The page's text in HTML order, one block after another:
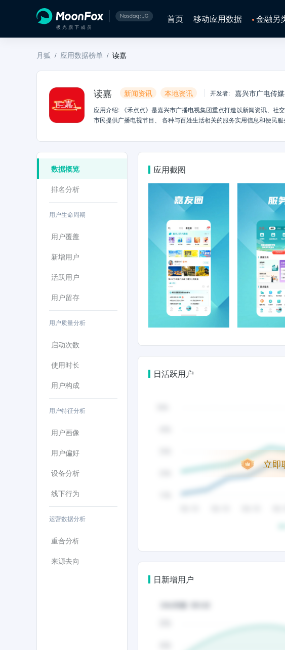
首页 移动应用数据 金融另
月狐 / 应用数据榜单 / 读嘉
读嘉 新闻资讯 本地资讯 开发者: 嘉兴市广电传
应用介绍: 《禾点点》是嘉兴市广播电视集团重点打造以新闻资讯、
市民提供广播电视节目、 各种与百姓生活相关的服务实用信息和便民
数据概览
排名分析
用户生命周期
用户覆盖
新增用户
活跃用户
用户留存
用户质量分析
启动次数
使用时长
用户构成
用户特征分析
用户画像
用户偏好
设备分析
线下行为
运营数据分析
重合分析
来源去向
应用截图
日活跃用户
立即
日新增用户